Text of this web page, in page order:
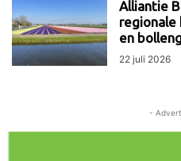
Alliantie
regionale
en
22 juli 2026
-